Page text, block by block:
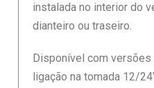
instalada no interior do
dianteiro ou traseiro.
Disponível com
ligação na tomada 12/